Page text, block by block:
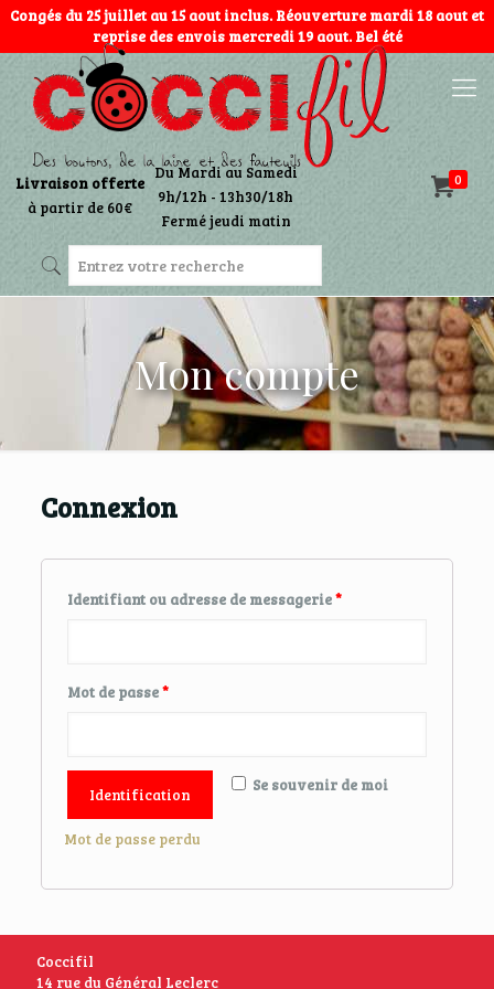
Congés du 25 juillet au 15 aout inclus. Réouverture mardi 18 aout et
reprise des envois mercredi 19 aout. Bel été
0
Livraison offerte
à partir de 60€
Du Mardi au Samedi
9h/12h - 13h30/18h
Fermé jeudi matin
Mon compte
Connexion
Identifiant ou adresse de messagerie*
Mot de passe*
Se souvenir de moi
Identification
Mot de passe perdu
Coccifil
14 rue du Général Leclerc